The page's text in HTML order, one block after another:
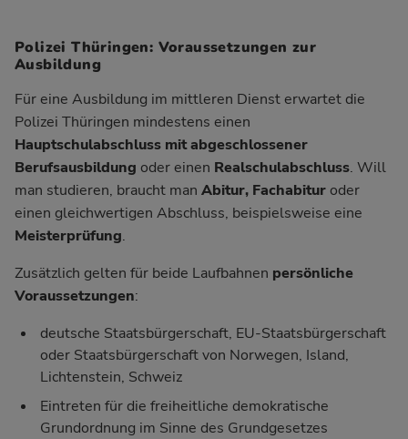
Polizei Thüringen: Voraussetzungen zur
Ausbildung
Für eine Ausbildung im mittleren Dienst erwartet die
Polizei Thüringen mindestens einen
Hauptschulabschluss mit abgeschlossener
Berufsausbildung oder einen Realschulabschluss. Will
man studieren, braucht man Abitur, Fachabitur oder
einen gleichwertigen Abschluss, beispielsweise eine
Meisterprüfung.
Zusätzlich gelten für beide Laufbahnen persönliche
Voraussetzungen:
deutsche Staatsbürgerschaft, EU-Staatsbürgerschaft
oder Staatsbürgerschaft von Norwegen, Island,
Lichtenstein, Schweiz
Eintreten für die freiheitliche demokratische
Grundordnung im Sinne des Grundgesetzes